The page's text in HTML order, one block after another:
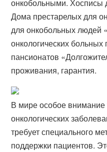
онкобольными. Хосписы
Дома престарелых для
для онкобольных людей
онкологических больных
пансионатов
проживания, гарантия.
В мире особое внимание
онкологических
требует специального
поддержки пациентов.